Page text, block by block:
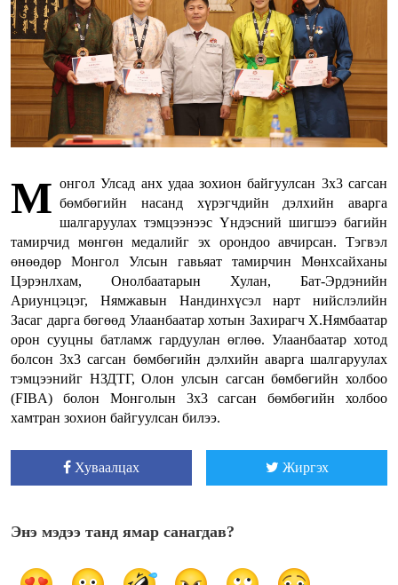
М онгол Улсад анх удаа зохион байгуулсан 3x3 сагсан
бөмбөгийн насанд хүрэгчдийн дэлхийн аварга
шалгаруулах тэмцээнээс Үндэсний шигшээ багийн
тамирчид мөнгөн медалийг эх орондоо авчирсан. Тэгвэл
өнөөдөр Монгол Улсын гавьяат тамирчин Мөнхсайханы
Цэрэнлхам, Онолбаатарын Хулан, Бат-Эрдэнийн
Ариунцэцэг, Нямжавын Нандинхүсэл нарт нийслэлийн
Засаг дарга бөгөөд Улаанбаатар хотын Захирагч Х.Нямбаатар
орон сууцны батламж гардуулан өглөө. Улаанбаатар хотод
болсон 3х3 сагсан бөмбөгийн дэлхийн аварга шалгаруулах
тэмцээнийг НЗДТГ, Олон улсын сагсан бөмбөгийн холбоо
(FIBA) болон Монголын 3х3 сагсан бөмбөгийн холбоо
хамтран зохион байгуулсан билээ.
Хуваалцах Жиргэх
Энэ мэдээ танд ямар санагдав?